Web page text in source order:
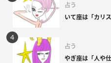
占う
いて座は「カリ
占う
やぎ座は「人や